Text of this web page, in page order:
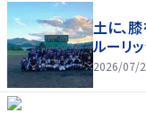
土に、
ルーリ
2026/07/